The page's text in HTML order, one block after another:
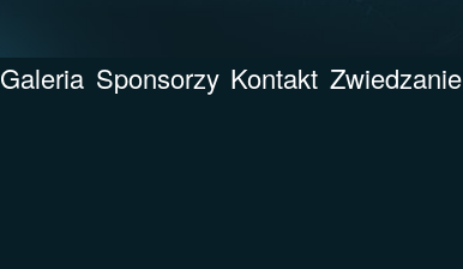
Galeria Sponsorzy Kontakt Zwiedzanie